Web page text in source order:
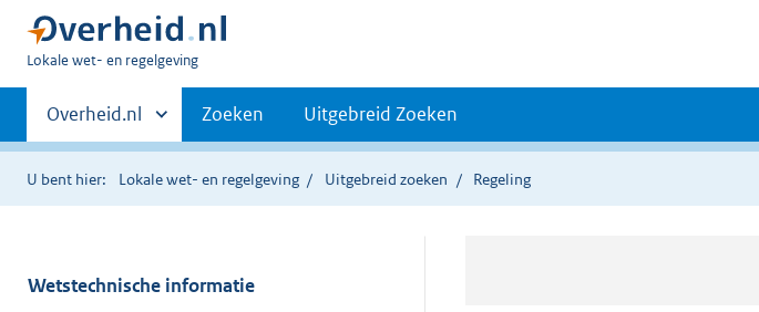
U
hier:
Lokale wet- en regelgeving
Primaire
navigatie
Andere
sites
binnen
Overheid.nl Zoeken Uitgebreid Zoeken
U bent hier: Lokale wet- en regelgeving Uitgebreid zoeken Regeling
Wetstechnische informatie